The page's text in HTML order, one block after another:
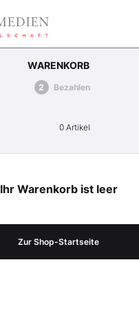
WARENKORB
Bezahlen
0 Artikel
Ihr Warenkorb ist leer
Zur Shop-Startseite